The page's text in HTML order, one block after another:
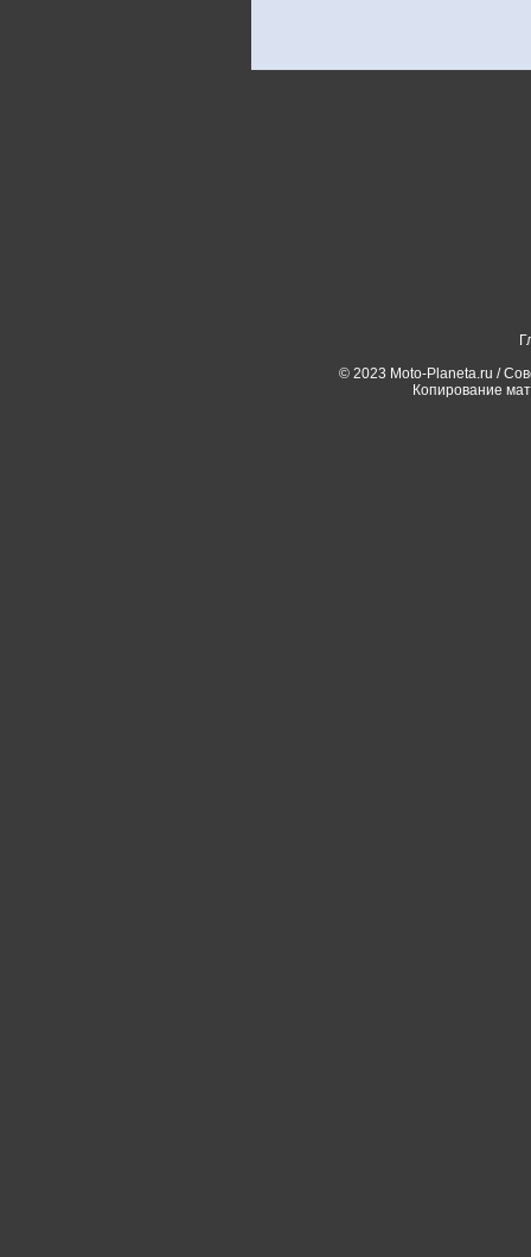
© 2023 Moto-Planeta.ru /
Копирование